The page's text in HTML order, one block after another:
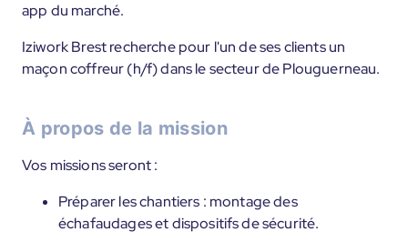
app du marché.
Iziwork Brest recherche pour l'un de ses clients un
maçon coffreur (h/f) dans le secteur de Plouguerneau.
À propos de la mission
Vos missions seront :
Préparer les chantiers : montage des
échafaudages et dispositifs de sécurité.